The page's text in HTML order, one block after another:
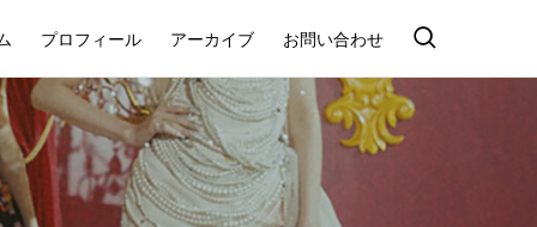
プロフィール アーカイブ お問い合わせ